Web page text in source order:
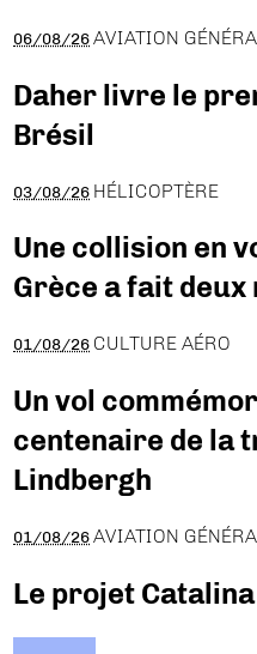
06/08/26 AVIATION
Daher livre le
Brésil
03/08/26 HÉLICOPTÈRE
Une collision en
Grèce a fait deux
01/08/26 CULTURE AÉRO
Un vol
centenaire de la
Lindbergh
01/08/26 AVIATION
Le projet